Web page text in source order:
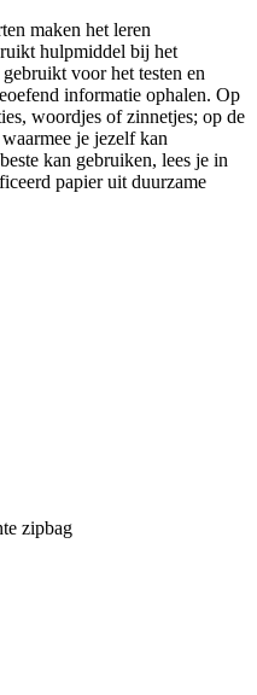
maken het leren
hulpmiddel bij het
voor het testen en
informatie ophalen. Op
woordjes of zinnetjes; op de
je jezelf kan
kan gebruiken, lees je in
papier uit duurzame
zipbag